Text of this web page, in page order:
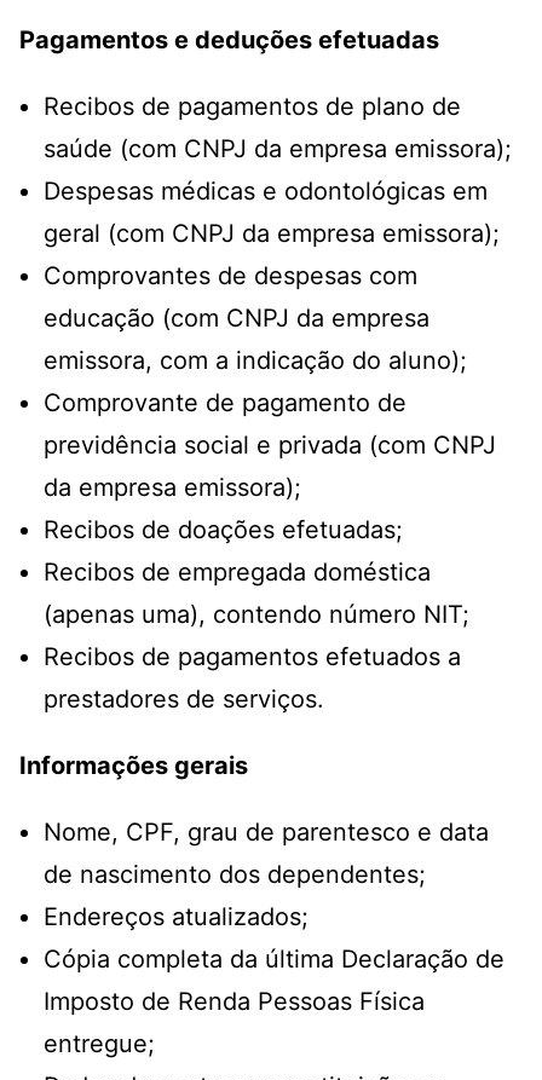
Pagamentos e deduções efetuadas
Recibos de pagamentos de plano de
saúde (com CNPJ da empresa emissora);
Despesas médicas e odontológicas em
geral (com CNPJ da empresa emissora);
Comprovantes de despesas com
educação (com CNPJ da empresa
emissora, com a indicação do aluno);
Comprovante de pagamento de
previdência social e privada (com CNPJ
da empresa emissora);
Recibos de doações efetuadas;
Recibos de empregada doméstica
(apenas uma), contendo número NIT;
Recibos de pagamentos efetuados a
prestadores de serviços.
Informações gerais
Nome, CPF, grau de parentesco e data
de nascimento dos dependentes;
Endereços atualizados;
Cópia completa da última Declaração de
Imposto de Renda Pessoas Física
entregue;